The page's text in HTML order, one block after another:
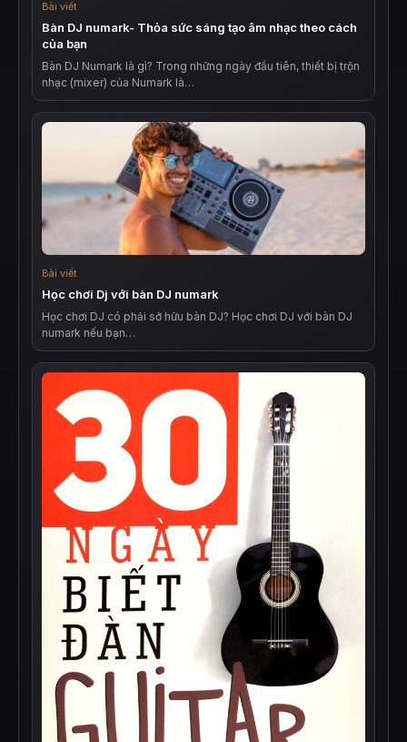
Bài viết
Bàn DJ numark- Thỏa sức sáng tạo âm nhạc theo cách
của bạn
Bàn DJ Numark là gì? Trong những ngày đầu tiên, thiết bị trộn
nhạc (mixer) của Numark là…
Bài viết
Học chơi Dj với bàn DJ numark
Học chơi DJ có phải sở hữu bàn DJ? Học chơi DJ với bàn DJ
numark nếu bạn…